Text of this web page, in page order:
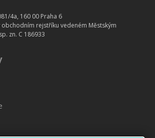
4a, 160 00 Praha 6
rejstříku vedeném Městským
zn. C 186933